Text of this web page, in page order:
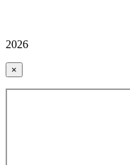
2026
×